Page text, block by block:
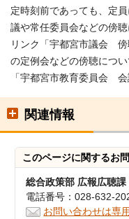
定時刻前であっても、定
議や常任委員会などの傍
リンク「宇都宮市議会 傍
の定例会などの傍聴につ
「宇都宮市教育委員会 会
関連情報
このページに関するお
総合政策部 広報広聴課
電話番号：028-632-
お問い合わせは専